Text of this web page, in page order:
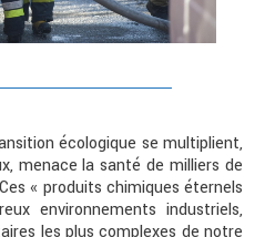
écologique se multiplient,
menace la santé de milliers de
« produits chimiques éternels
environnements industriels,
les plus complexes de notre